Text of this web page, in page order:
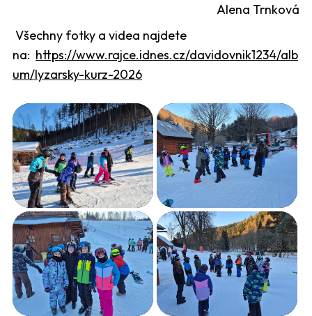
Alena Trnková
Všechny fotky a videa najdete
na: https://www.rajce.idnes.cz/davidovnik1234/alb
um/lyzarsky-kurz-2026